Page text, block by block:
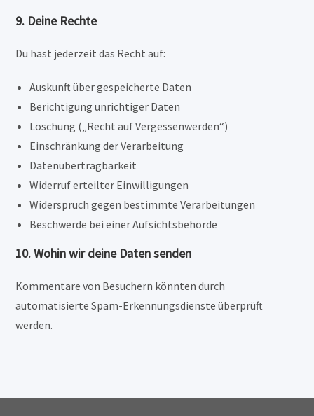
9. Deine Rechte
Du hast jederzeit das Recht auf:
Auskunft über gespeicherte Daten
Berichtigung unrichtiger Daten
Löschung („Recht auf Vergessenwerden“)
Einschränkung der Verarbeitung
Datenübertragbarkeit
Widerruf erteilter Einwilligungen
Widerspruch gegen bestimmte Verarbeitungen
Beschwerde bei einer Aufsichtsbehörde
10. Wohin wir deine Daten senden
Kommentare von Besuchern könnten durch
automatisierte Spam-Erkennungsdienste überprüft
werden.